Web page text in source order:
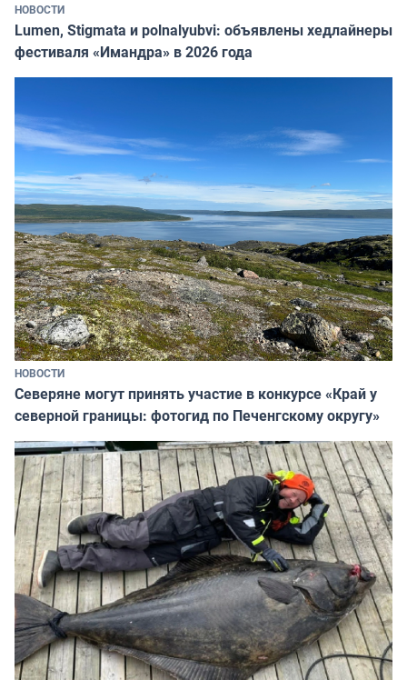
НОВОСТИ
Lumen, Stigmata и polnalyubvi: объявлены хедлайнеры
фестиваля «Имандра» в 2026 года
НОВОСТИ
Северяне могут принять участие в конкурсе «Край у
северной границы: фотогид по Печенгскому округу»